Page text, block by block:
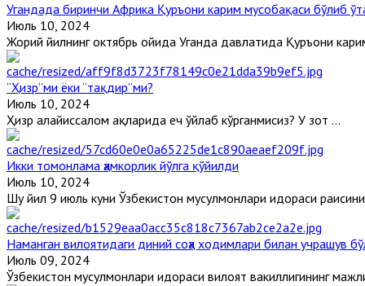
Угандада биринчи Aфрика Қуръони карим мусобақаси бўлиб
Июль 10, 2024
Жорий йилнинг октябрь ойида Уганда давлатида Қуръони
“Ҳизр”ми ёки “тақдир”ми?
Июль 10, 2024
Ҳизр алайҳиссалом ҳақларида ҳеч ўйлаб кўрганмисиз? У зот ...
Икки томонлама ҳамкорлик йўлга қўйилди
Июль 10, 2024
Шу йил 9 июль куни Ўзбекистон мусулмонлари идораси
Наманган вилоятидаги диний соҳа ходимлари билан учрашув
Июль 09, 2024
Ўзбекистон мусулмонлари идораси вилоят вакиллигининг